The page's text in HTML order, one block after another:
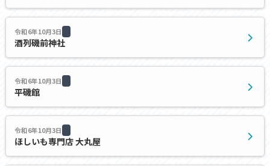
令和6年10月3日
酒列磯前神社
令和6年10月3日
平磯館
令和6年10月3日
ほしいも専門店 大丸屋